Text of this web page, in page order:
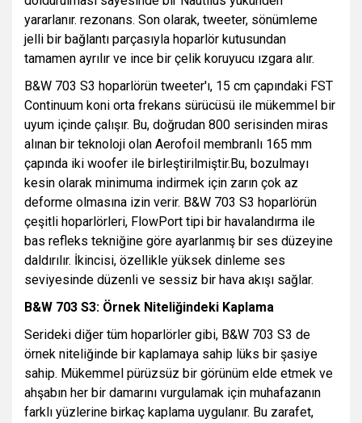
yararlanır. rezonans. Son olarak, tweeter, sönümleme
jelli bir bağlantı parçasıyla hoparlör kutusundan
tamamen ayrılır ve ince bir çelik koruyucu ızgara alır.
B&W 703 S3 hoparlörün tweeter'ı, 15 cm çapındaki FST
Continuum koni orta frekans sürücüsü ile mükemmel bir
uyum içinde çalışır. Bu, doğrudan 800 serisinden miras
alınan bir teknoloji olan Aerofoil membranlı 165 mm
çapında iki woofer ile birleştirilmiştir.Bu, bozulmayı
kesin olarak minimuma indirmek için zarın çok az
deforme olmasına izin verir. B&W 703 S3 hoparlörün
çeşitli hoparlörleri, FlowPort tipi bir havalandırma ile
bas refleks tekniğine göre ayarlanmış bir ses düzeyine
daldırılır. İkincisi, özellikle yüksek dinleme ses
seviyesinde düzenli ve sessiz bir hava akışı sağlar.
B&W 703 S3: Örnek Niteliğindeki Kaplama
Serideki diğer tüm hoparlörler gibi, B&W 703 S3 de
örnek niteliğinde bir kaplamaya sahip lüks bir şasiye
sahip. Mükemmel pürüzsüz bir görünüm elde etmek ve
ahşabın her bir damarını vurgulamak için muhafazanın
farklı yüzlerine birkaç kaplama uygulanır. Bu zarafet,